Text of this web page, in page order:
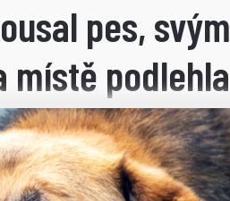
pes, svým
místě podlehla